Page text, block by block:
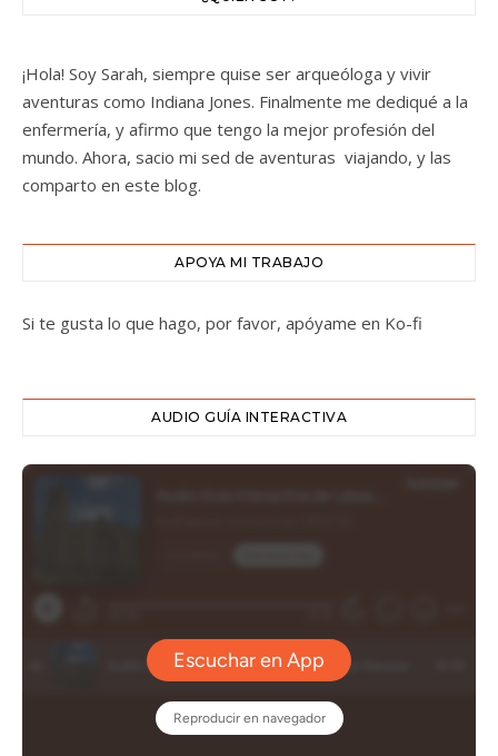
¡Hola! Soy Sarah, siempre quise ser arqueóloga y vivir
aventuras como Indiana Jones. Finalmente me dediqué a la
enfermería, y afirmo que tengo la mejor profesión del
mundo. Ahora, sacio mi sed de aventuras viajando, y las
comparto en este blog.
APOYA MI TRABAJO
Si te gusta lo que hago, por favor, apóyame en Ko-fi
AUDIO GUÍA INTERACTIVA